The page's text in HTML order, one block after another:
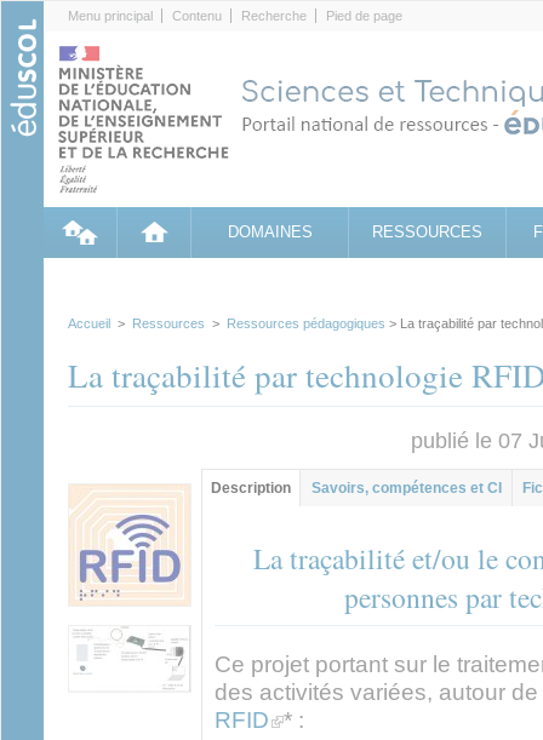
Menu principal Contenu Recherche Pied de page
DOMAINES RESSOURCES
Accueil > Ressources > Ressources pédagogiques > La traçabilité par
La traçabilité par technologie
publié le 07
Contenu principal
Description (onglet
actif)
Savoirs, compétences et CI
La traçabilité et/ou le
personnes par
Ce projet portant sur le
des activités variées, autour
RFID(link is external)
* :